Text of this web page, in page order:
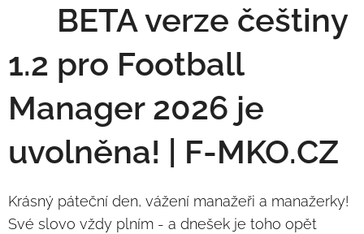
🇨🇿 BETA verze češtiny
1.2 pro Football
Manager 2026 je
uvolněna! | F-MKO.CZ
Krásný páteční den, vážení manažeři a manažerky!
Své slovo vždy plním - a dnešek je toho opět